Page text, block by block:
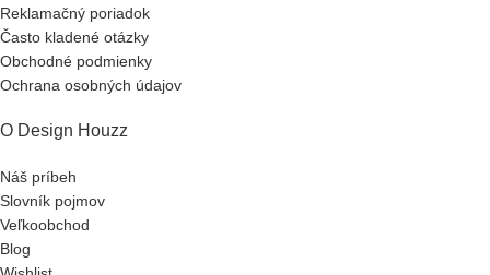
Reklamačný poriadok
Často kladené otázky
Obchodné podmienky
Ochrana osobných údajov
O Design Houzz
Náš príbeh
Slovník pojmov
Veľkoobchod
Blog